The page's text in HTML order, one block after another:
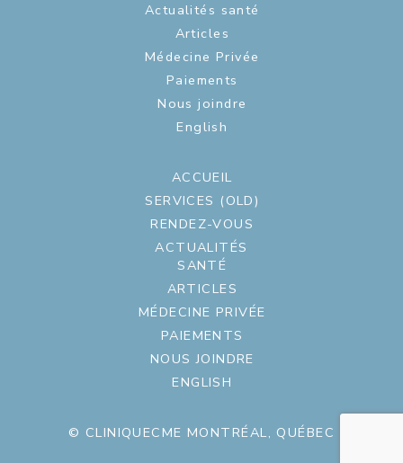
Actualités santé
Articles
Médecine Privée
Paiements
Nous joindre
English
ACCUEIL
SERVICES (OLD)
RENDEZ-VOUS
ACTUALITÉS
SANTÉ
ARTICLES
MÉDECINE PRIVÉE
PAIEMENTS
NOUS JOINDRE
ENGLISH
© CLINIQUECME MONTRÉAL, QUÉBEC